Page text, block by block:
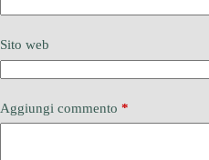
Sito web
Aggiungi commento *